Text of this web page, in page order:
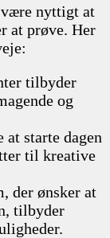
nyttigt at
at prøve. Her
tilbyder
og
at starte dagen
til kreative
der ønsker at
tilbyder